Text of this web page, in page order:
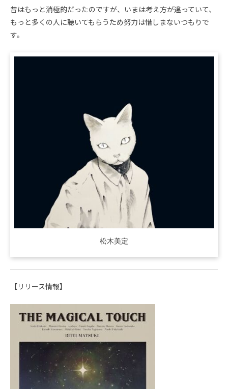
昔はもっと消極的だったのですが、いまは考え方が違っていて、
もっと多くの人に聴いてもらうため努力は惜しまないつもりで
す。
松木美定
【リリース情報】